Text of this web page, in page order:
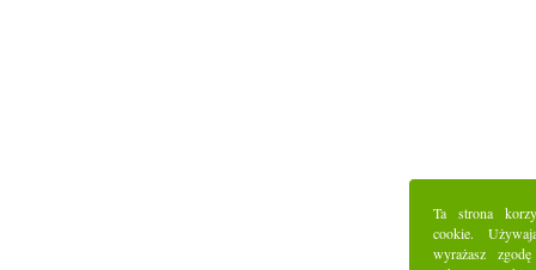
Ta strona
cookie.
wyrażasz